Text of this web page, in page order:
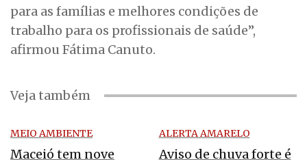
para as famílias e melhores condições de
trabalho para os profissionais de saúde”,
afirmou Fátima Canuto.
Veja também
MEIO AMBIENTE
Maceió tem nove
ALERTA AMARELO
Aviso de chuva forte é